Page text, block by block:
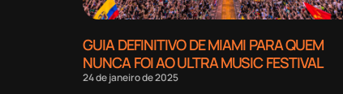
GUIA DEFINITIVO DE MIAMI PARA QUEM
NUNCA FOI AO ULTRA MUSIC FESTIVAL
24 de janeiro de 2025